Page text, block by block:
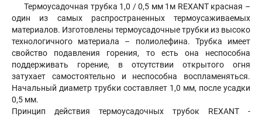
Термоусадочная трубка 1,0 / 0,5 мм 1м REXANT красная –
один из самых распространенных термоусаживаемых
материалов. Изготовлены термоусадочные трубки из высоко
технологичного материала – полиолефина. Трубка имеет
свойство подавления горения, то есть она неспособна
поддерживать горение, в отсутствии открытого огня
затухает самостоятельно и неспособна воспламеняться.
Начальный диаметр трубки составляет 1,0 мм, после усадки
0,5 мм.
Принцип действия термоусадочных трубок REXANT -